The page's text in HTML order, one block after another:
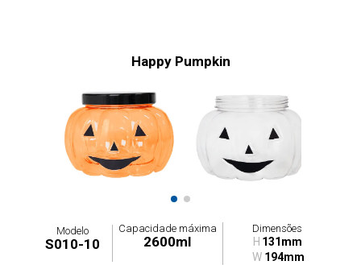
Happy Pumpkin
Modelo
S010-10
Capacidade máxima
2600ml
Dimensões
H 131mm
W 194mm